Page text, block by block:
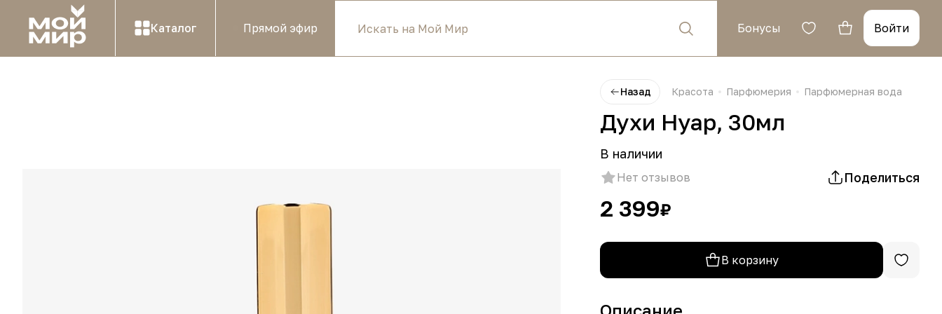
Каталог Прямой эфир Бонусы Войти
Назад Красота Парфюмерия Парфюмерная вода
Духи Нуар, 30мл
В наличии
Нет отзывов Поделиться
2 399₽
В корзину